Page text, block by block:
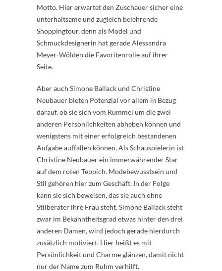
Motto. Hier erwartet den Zuschauer sicher eine
unterhaltsame und zugleich belehrende
Shoppingtour, denn als Model und
Schmuckdesignerin hat gerade Alessandra
Meyer-Wölden die Favoritenrolle auf ihrer
Seite.
Aber auch Simone Ballack und Christine
Neubauer bieten Potenzial vor allem in Bezug
darauf, ob sie sich vom Rummel um die zwei
anderen Persönlichkeiten abheben können und
wenigstens mit einer erfolgreich bestandenen
Aufgabe auffallen können. Als Schauspielerin ist
Christine Neubauer ein immerwährender Star
auf dem roten Teppich. Modebewusstsein und
Stil gehören hier zum Geschäft. In der Folge
kann sie sich beweisen, das sie auch ohne
Stilberater ihre Frau steht. Simone Ballack steht
zwar im Bekanntheitsgrad etwas hinter den drei
anderen Damen, wird jedoch gerade hierdurch
zusätzlich motiviert. Hier heißt es mit
Persönlichkeit und Charme glänzen, damit nicht
nur der Name zum Ruhm verhilft.